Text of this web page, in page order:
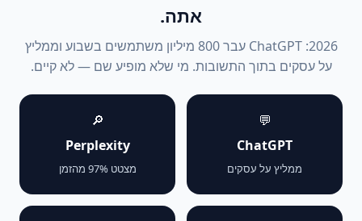
אתה.
2026: ChatGPT עבר 800 מיליון משתמשים בשבוע וממליץ
על עסקים בתוך התשובות. מי שלא מופיע שם — לא קיים.
💬
ChatGPT
ממליץ על עסקים
🔎
Perplexity
מצטט 97% מהזמן